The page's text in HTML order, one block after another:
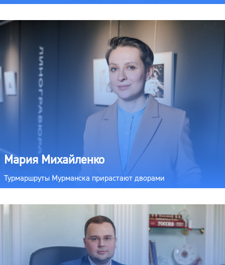
Мария Михайленко
Турмаршруты Мурманска прирастают дворами